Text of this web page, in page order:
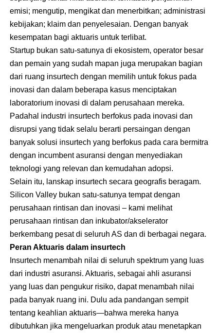
emisi; mengutip, mengikat dan menerbitkan; administrasi
kebijakan; klaim dan penyelesaian. Dengan banyak
kesempatan bagi aktuaris untuk terlibat.
Startup bukan satu-satunya di ekosistem, operator besar
dan pemain yang sudah mapan juga merupakan bagian
dari ruang insurtech dengan memilih untuk fokus pada
inovasi dan dalam beberapa kasus menciptakan
laboratorium inovasi di dalam perusahaan mereka.
Padahal industri insurtech berfokus pada inovasi dan
disrupsi yang tidak selalu berarti persaingan dengan
banyak solusi insurtech yang berfokus pada cara bermitra
dengan incumbent asuransi dengan menyediakan
teknologi yang relevan dan kemudahan adopsi.
Selain itu, lanskap insurtech secara geografis beragam.
Silicon Valley bukan satu-satunya tempat dengan
perusahaan rintisan dan inovasi – kami melihat
perusahaan rintisan dan inkubator/akselerator
berkembang pesat di seluruh AS dan di berbagai negara.
Peran Aktuaris dalam insurtech
Insurtech menambah nilai di seluruh spektrum yang luas
dari industri asuransi. Aktuaris, sebagai ahli asuransi
yang luas dan pengukur risiko, dapat menambah nilai
pada banyak ruang ini. Dulu ada pandangan sempit
tentang keahlian aktuaris—bahwa mereka hanya
dibutuhkan jika mengeluarkan produk atau menetapkan